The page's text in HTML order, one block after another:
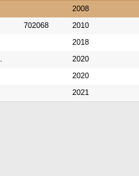
2008
702068 2010
2018
2020
2020
2021